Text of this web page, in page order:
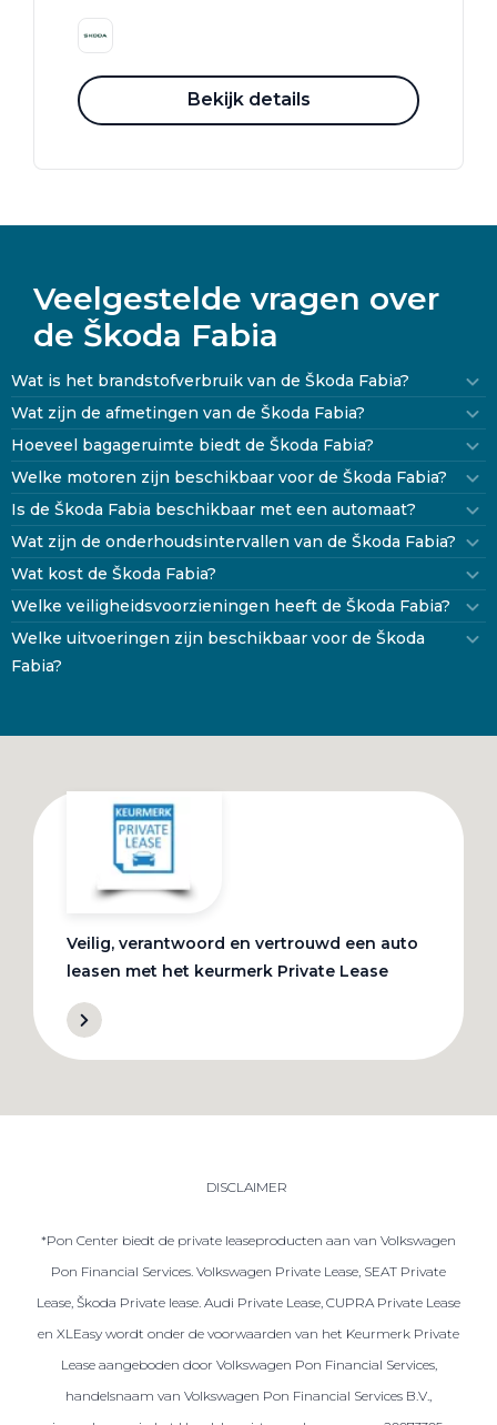
Bekijk details
Veelgestelde vragen over
de Škoda Fabia
Wat is het brandstofverbruik van de Škoda Fabia?
Wat zijn de afmetingen van de Škoda Fabia?
Hoeveel bagageruimte biedt de Škoda Fabia?
Welke motoren zijn beschikbaar voor de Škoda Fabia?
Is de Škoda Fabia beschikbaar met een automaat?
Wat zijn de onderhoudsintervallen van de Škoda Fabia?
Wat kost de Škoda Fabia?
Welke veiligheidsvoorzieningen heeft de Škoda Fabia?
Welke uitvoeringen zijn beschikbaar voor de Škoda
Fabia?
Veilig, verantwoord en vertrouwd een auto
leasen met het keurmerk Private Lease
DISCLAIMER
*Pon Center biedt de private leaseproducten aan van Volkswagen
Pon Financial Services. Volkswagen Private Lease, SEAT Private
Lease, Škoda Private lease. Audi Private Lease, CUPRA Private Lease
en XLEasy wordt onder de voorwaarden van het Keurmerk Private
Lease aangeboden door Volkswagen Pon Financial Services,
handelsnaam van Volkswagen Pon Financial Services B.V.,